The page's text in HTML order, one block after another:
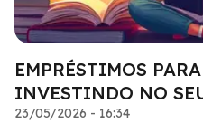
EMPRÉSTIMOS
INVESTINDO NO
23/05/2026 - 16:34